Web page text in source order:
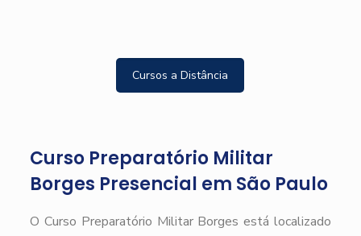
Cursos a Distância
Curso Preparatório Militar
Borges Presencial em São Paulo
O Curso Preparatório Militar Borges está localizado